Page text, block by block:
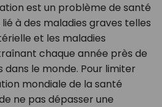
est un problème de santé
à des maladies graves telles
et les maladies
chaque année près de
dans le monde. Pour limiter
mondiale de la santé
ne pas dépasser une